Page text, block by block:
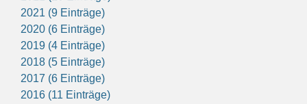
2021 (9 Einträge)
2020 (6 Einträge)
2019 (4 Einträge)
2018 (5 Einträge)
2017 (6 Einträge)
2016 (11 Einträge)